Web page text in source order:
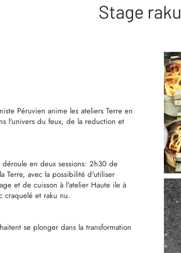
Stage raku
Péruvien anime les ateliers Terre en
l'univers du feux, de la reduction et
déroule en deux sessions: 2h30 de
Terre, avec la possibilité d'utiliser
et de cuisson à l'atelier Haute ile à
craquelé et raku nu.
se plonger dans la transformation